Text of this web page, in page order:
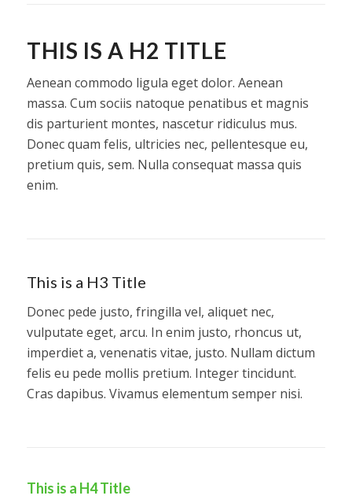
THIS IS A H2 TITLE
Aenean commodo ligula eget dolor. Aenean
massa. Cum sociis natoque penatibus et magnis
dis parturient montes, nascetur ridiculus mus.
Donec quam felis, ultricies nec, pellentesque eu,
pretium quis, sem. Nulla consequat massa quis
enim.
This is a H3 Title
Donec pede justo, fringilla vel, aliquet nec,
vulputate eget, arcu. In enim justo, rhoncus ut,
imperdiet a, venenatis vitae, justo. Nullam dictum
felis eu pede mollis pretium. Integer tincidunt.
Cras dapibus. Vivamus elementum semper nisi.
This is a H4 Title